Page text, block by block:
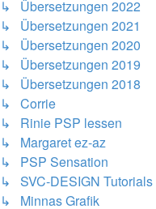
↳ Übersetzungen 2022
↳ Übersetzungen 2021
↳ Übersetzungen 2020
↳ Übersetzungen 2019
↳ Übersetzungen 2018
↳ Corrie
↳ Rinie PSP lessen
↳ Margaret ez-az
↳ PSP Sensation
↳ SVC-DESIGN Tutorials
↳ Minnas Grafik